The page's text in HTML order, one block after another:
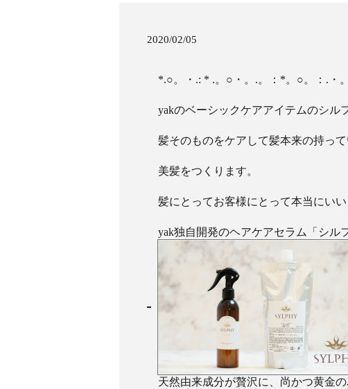
2020/02/05
*.○。・.: * .。○・。.。：*。○。：.・
yakのベーシックケアアイテムのシル
髪そのものをケアして髪本来の持っ
美髪をつくります。
髪にとってお客様にとって本当にい
yak独自開発のヘアケアセラム「シル
天然由来成分が贅沢に、尚かつ黄金